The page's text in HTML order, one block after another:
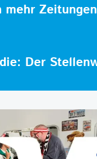
mehr
Der